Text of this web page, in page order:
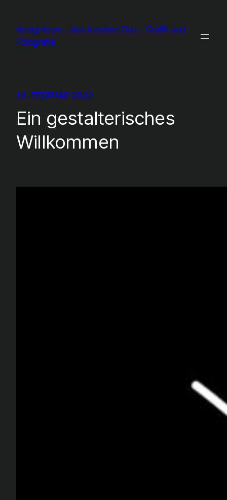
springen
designteam – das kreative Duo – Grafik und
Fotografie
19. FEBRUAR 2023
Ein gestalterisches
Willkommen